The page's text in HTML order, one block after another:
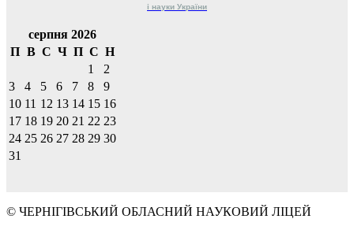
і науки України
серпня 2026
П В С Ч П С Н
1
2
3
4 5 6 7 8
9
10 11 12 13 14 15 16
17 18 19 20 21 22 23
24 25 26 27 28 29 30
31
© ЧЕРНІГІВСЬКИЙ ОБЛАСНИЙ НАУКОВИЙ ЛІЦЕЙ